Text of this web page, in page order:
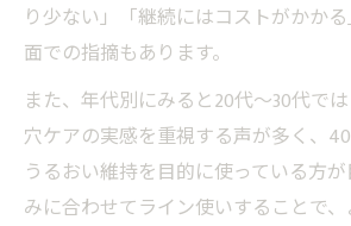
り少ない」「継続にはコストがかか
面での指摘もあります。
また、年代別にみると20代～30代で
穴ケアの実感を重視する声が多く、
うるおい維持を目的に使っている方
みに合わせてライン使いすることで